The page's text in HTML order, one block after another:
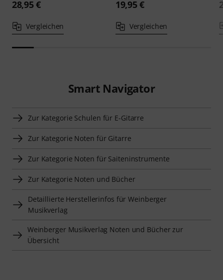
28,95 €
Vergleichen
19,95 €
Vergleichen
Smart Navigator
Zur Kategorie Schulen für E-Gitarre
Zur Kategorie Noten für Gitarre
Zur Kategorie Noten für Saiteninstrumente
Zur Kategorie Noten und Bücher
Detaillierte Herstellerinfos für Weinberger
Musikverlag
Weinberger Musikverlag Noten und Bücher zur
Übersicht